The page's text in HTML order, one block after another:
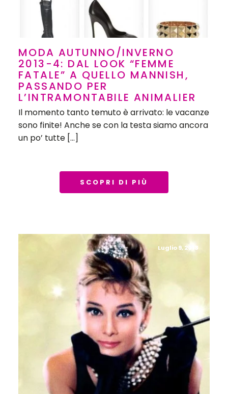
MODA AUTUNNO/INVERNO
2013-4: DAL LOOK “FEMME
FATALE” A QUELLO MANNISH,
PASSANDO PER
L’INTRAMONTABILE ANIMALIER
Il momento tanto temuto è arrivato: le vacanze
sono finite! Anche se con la testa siamo ancora
un po’ tutte […]
SCOPRI DI PIÙ
Luglio 9, 2013